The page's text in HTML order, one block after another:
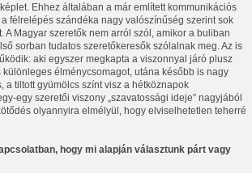
Ehhez általában a már említett kommunikációs
félrelépés szándéka nagy valószínűség szerint sok
Magyar szeretők nem arról szól, amikor a buliban
sorban tudatos szeretőkeresők szólalnak meg. Az is
aki egyszer megkapta a viszonnyal járó plusz
élménycsomagot, utána később is nagy
tiltott gyümölcs színt visz a hétköznapok
egy szeretői viszony „szavatossági ideje” nagyjából
olyannyira elmélyül, hogy elviselhetetlen teherré
hogy mi alapján választunk párt vagy